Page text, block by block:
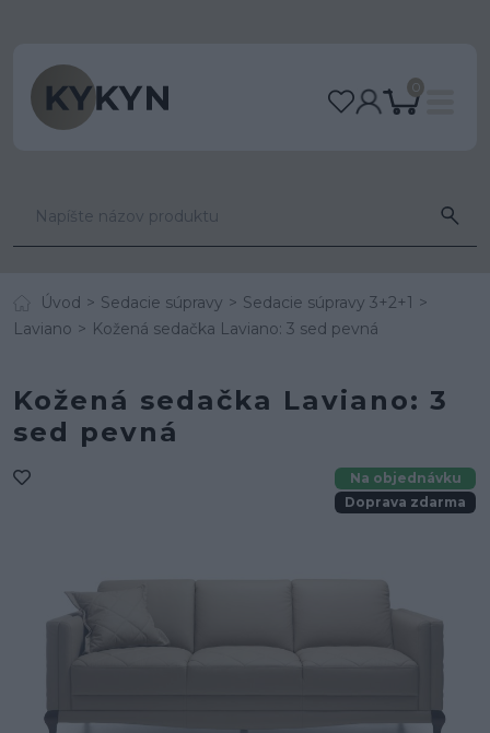
0
Úvod Sedacie súpravy
Sedacie súpravy 3+2+1
Laviano
Kožená sedačka Laviano: 3 sed pevná
Kožená sedačka Laviano: 3
sed pevná
Na objednávku
Doprava zdarma